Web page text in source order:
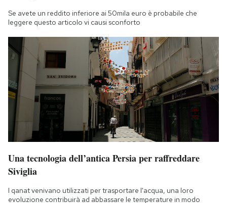
Se avete un reddito inferiore ai 50mila euro è probabile che
leggere questo articolo vi causi sconforto
Una tecnologia dell’antica Persia per raffreddare
Siviglia
I qanat venivano utilizzati per trasportare l'acqua, una loro
evoluzione contribuirà ad abbassare le temperature in modo